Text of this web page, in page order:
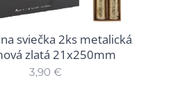
sviečka 2ks metalická
zlatá 21x250mm
3,90€